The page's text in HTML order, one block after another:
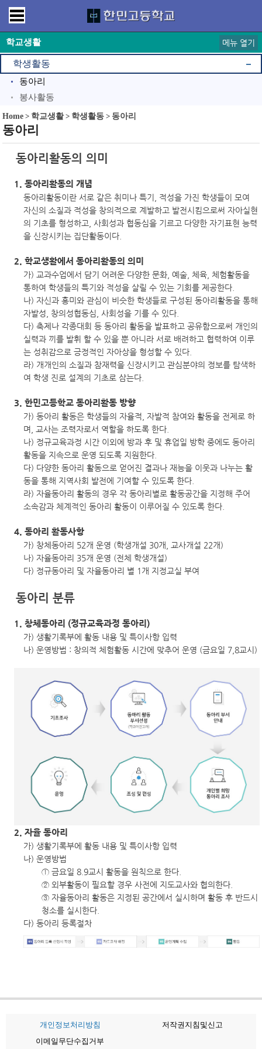
학교생활
학생활동
동아리
봉사활동
메뉴 열기
Home > 학교생활> 학생활동 > 동아리
동아리
동아리활동의 의미
1. 동아리활동의 개념
동아리활동이란 서로 같은 취미나 특기, 적성을 가진 학생들이 모여
자신의 소질과 적성을 창의적으로 계발하고 발전시킴으로써 자아실현
의 기초를 형성하고, 사회성과 협동심을 기르고 다양한 자기표현 능력
을 신장시키는 집단활동이다.
2. 학교생활에서 동아리활동의 의미
가) 교과수업에서 담기 어려운 다양한 문화, 예술, 체육, 체험활동을
통하여 학생들의 특기와 적성을 살릴 수 있는 기회를 제공한다.
나) 자신과 흥미와 관심이 비슷한 학생들로 구성된 동아리활동을 통해
자발성, 창의성협동심, 사회성을 기를 수 있다.
다) 축제나 각종대회 등 동아리 활동을 발표하고 공유함으로써 개인의
실력과 끼를 발휘 할 수 있을 뿐 아니라 서로 배려하고 협력하여 이루
는 성취감으로 긍정적인 자아상을 형성할 수 있다.
라) 개개인의 소질과 참재력을 신장시키고 관심분야의 정보를 탐색하
여 학생 진로 설계의 기초로 삼는다.
3. 한민고등학교 동아리활동 방향
가) 동아리 활동은 학생들의 자율적, 자발적 참여와 활동을 전제로 하
며, 교사는 조력자로서 역할을 하도록 한다.
나) 정규교육과정 시간 이외에 방과 후 및 휴업일 방학 중에도 동아리
활동을 지속으로 운영 되도록 지원한다.
다) 다양한 동아리 활동으로 얻어진 결과나 재능을 이웃과 나누는 활
동을 통해 지역사회 발전에 기여할 수 있도록 한다.
라) 자율동아리 활동의 경우 각 동아리별로 활동공간을 지정해 주어
소속감과 체계적인 동아리 활동이 이루어질 수 있도록 한다.
4. 동아리 활동사항
가) 창체동아리 52개 운영 (학생개설 30개, 교사개설 22개)
나) 자율동아리 35개 운영 (전체 학생개설)
다) 정규동아리 및 자율동아리 별 1개 지정교실 부여
동아리 분류
1. 창체동아리 (정규교육과정 동아리)
가) 생활기록부에 활동 내용 및 특이사항 입력
나) 운영방법 : 창의적 체험활동 시간에 맞추어 운영 (금요일 7,8교시)
2. 자율 동아리
가) 생활기록부에 활동 내용 및 특이사항 입력
나) 운영방법
① 금요일 8.9교시 활동을 원칙으로 한다.
② 외부활동이 필요할 경우 사전에 지도교사와 협의한다.
③ 자율동아리 활동은 지정된 공간에서 실시하며 활동 후 반드시
청소를 실시한다.
다) 동아리 등록절차
개인정보처리방침
저작권지침및신고
이메일무단수집거부